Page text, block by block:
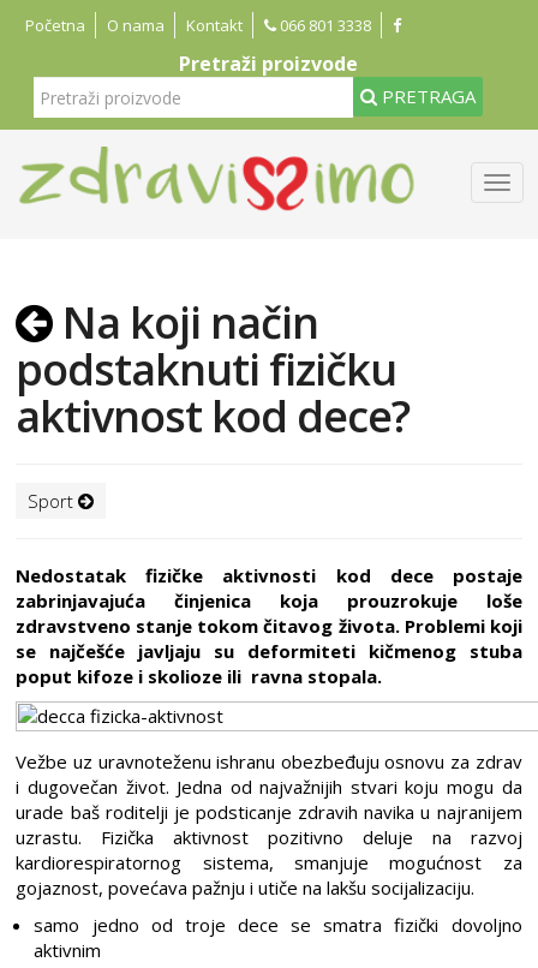
Početna O nama Kontakt 066 801 3338
Pretraži proizvode
PRETRAGA
Na koji način
podstaknuti fizičku
aktivnost kod dece?
Sport
Nedostatak fizičke aktivnosti kod dece postaje
zabrinjavajuća činjenica koja prouzrokuje loše
zdravstveno stanje tokom čitavog života. Problemi koji
se najčešće javljaju su deformiteti kičmenog stuba
poput kifoze i skolioze ili ravna stopala.
Vežbe uz uravnoteženu ishranu obezbeđuju osnovu za zdrav
i dugovečan život. Jedna od najvažnijih stvari koju mogu da
urade baš roditelji je podsticanje zdravih navika u najranijem
uzrastu. Fizička aktivnost pozitivno deluje na razvoj
kardiorespiratornog sistema, smanjuje mogućnost za
gojaznost, povećava pažnju i utiče na lakšu socijalizaciju.
samo jedno od troje dece se smatra fizički dovoljno
aktivnim